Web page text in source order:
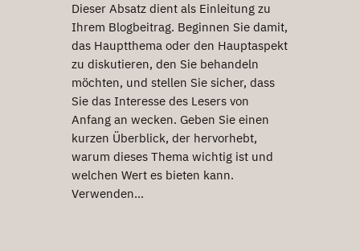
Dieser Absatz dient als Einleitung zu
Ihrem Blogbeitrag. Beginnen Sie damit,
das Hauptthema oder den Hauptaspekt
zu diskutieren, den Sie behandeln
möchten, und stellen Sie sicher, dass
Sie das Interesse des Lesers von
Anfang an wecken. Geben Sie einen
kurzen Überblick, der hervorhebt,
warum dieses Thema wichtig ist und
welchen Wert es bieten kann.
Verwenden…